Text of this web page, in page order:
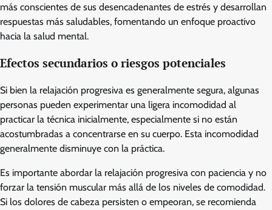
más conscientes de sus desencadenantes de estrés y desarrollan
respuestas más saludables, fomentando un enfoque proactivo
hacia la salud mental.
Efectos secundarios o riesgos potenciales
Si bien la relajación progresiva es generalmente segura, algunas
personas pueden experimentar una ligera incomodidad al
practicar la técnica inicialmente, especialmente si no están
acostumbradas a concentrarse en su cuerpo. Esta incomodidad
generalmente disminuye con la práctica.
Es importante abordar la relajación progresiva con paciencia y no
forzar la tensión muscular más allá de los niveles de comodidad.
Si los dolores de cabeza persisten o empeoran, se recomienda